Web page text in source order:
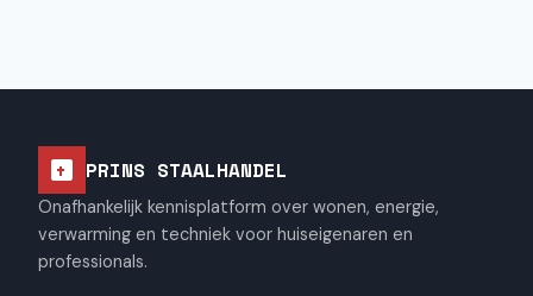
PRINS STAALHANDEL
Onafhankelijk kennisplatform over wonen, energie,
verwarming en techniek voor huiseigenaren en
professionals.